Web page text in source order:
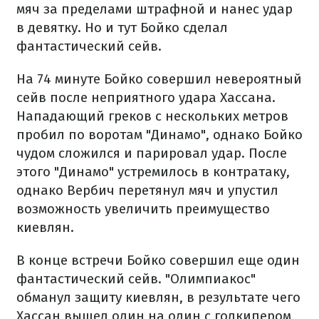
мяч за пределами штрафной и нанес удар
в девятку. Но и тут Бойко сделал
фантастический сейв.
На 74 минуте Бойко совершил невероятный
сейв после неприятного удара Хассана.
Нападающий греков с нескольких метров
пробил по воротам "Динамо", однако Бойко
чудом сложился и парировал удар. После
этого "Динамо" устремилось в контратаку,
однако Вербич перетянул мяч и упустил
возможность увеличить преимущество
киевлян.
В конце встречи Бойко совершил еще один
фантастический сейв. "Олимпиакос"
обманул защиту киевлян, в результате чего